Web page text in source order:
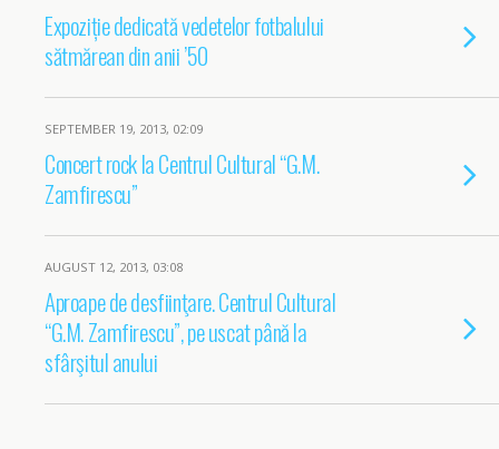
Expoziție dedicată vedetelor fotbalului
sătmărean din anii ’50
SEPTEMBER 19, 2013, 02:09
Concert rock la Centrul Cultural “G.M.
Zamfirescu”
AUGUST 12, 2013, 03:08
Aproape de desfiinţare. Centrul Cultural
“G.M. Zamfirescu”, pe uscat până la
sfârşitul anului